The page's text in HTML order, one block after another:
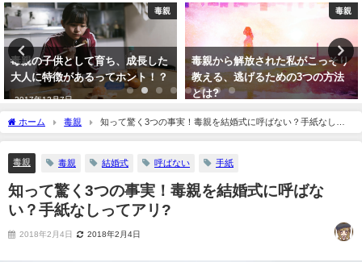
毒親
毒親の子供として育ち、成長した
大人に特徴があるってホント！？
2017年12月7日
毒親
毒親から解放された私がこっそり
教える、逃げるための3つの方法
とは?
ホーム 毒親
知って驚く3つの事実！毒親を結婚式に呼ばない？手紙なしっ
てアリ?
毒親 毒親 結婚式 呼ばない 手紙
知って驚く3つの事実！毒親を結婚式に呼ばな
い？手紙なしってアリ?
2018年2月4日 2018年2月4日